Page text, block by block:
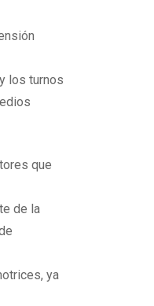
los turnos
que
de la
ya